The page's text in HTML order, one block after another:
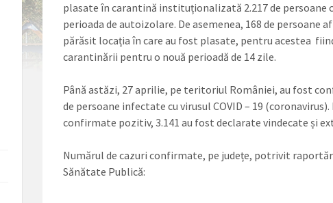
plasate în carantină instituționalizată 2.217 de persoane
perioada de autoizolare. De asemenea, 168 de persoane
părăsit locația în care au fost plasate, pentru acestea
carantinării pentru o nouă perioadă de 14 zile.
Până astăzi, 27 aprilie, pe teritoriul României, au fost
de persoane infectate cu virusul COVID – 19
confirmate pozitiv, 3.141 au fost declarate vindecate și
Numărul de cazuri confirmate, pe județe, potrivit
Sănătate Publică: